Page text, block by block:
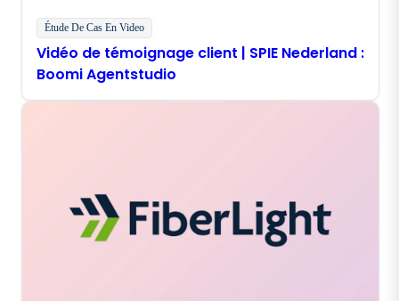
Étude De Cas En Video
Vidéo de témoignage client | SPIE Nederland :
Boomi Agentstudio